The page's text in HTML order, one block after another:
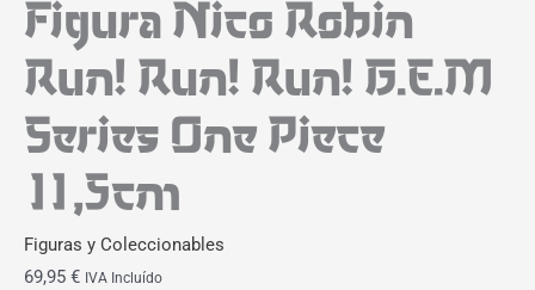
Figura Nico Robin
Run! Run! Run! G.E.M
Series One Piece
11,5cm
Figuras y Coleccionables
69,95 € IVA Incluído